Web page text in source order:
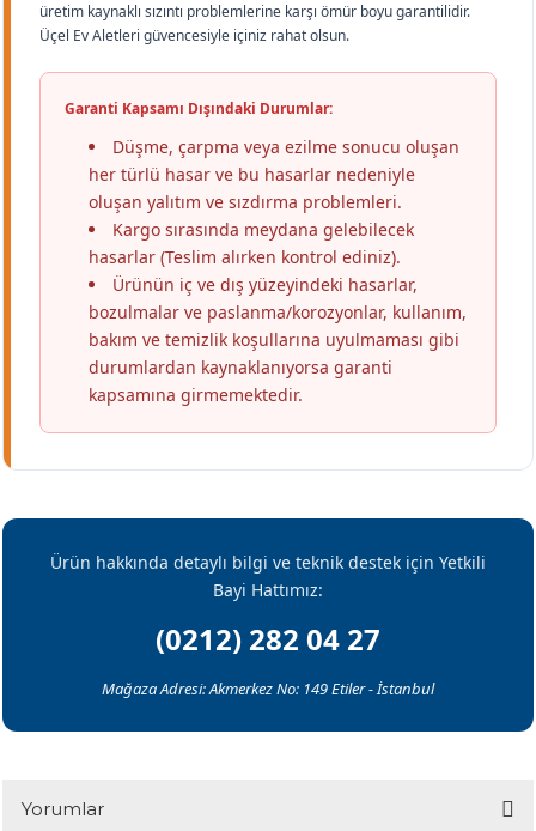
üretim kaynaklı sızıntı problemlerine karşı ömür boyu garantilidir.
Üçel Ev Aletleri güvencesiyle içiniz rahat olsun.
Garanti Kapsamı Dışındaki Durumlar:
Düşme, çarpma veya ezilme sonucu oluşan
her türlü hasar ve bu hasarlar nedeniyle
oluşan yalıtım ve sızdırma problemleri.
Kargo sırasında meydana gelebilecek
hasarlar (Teslim alırken kontrol ediniz).
Ürünün iç ve dış yüzeyindeki hasarlar,
bozulmalar ve paslanma/korozyonlar, kullanım,
bakım ve temizlik koşullarına uyulmaması gibi
durumlardan kaynaklanıyorsa garanti
kapsamına girmemektedir.
Ürün hakkında detaylı bilgi ve teknik destek için Yetkili
Bayi Hattımız:
(0212) 282 04 27
Mağaza Adresi: Akmerkez No: 149 Etiler - İstanbul
Yorumlar